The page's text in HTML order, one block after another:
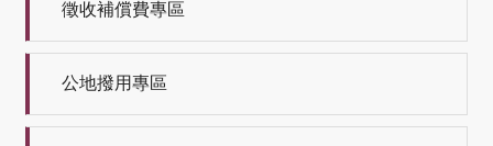
徵收補償費專區
公地撥用專區